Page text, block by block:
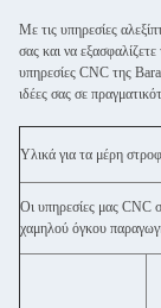
Με τις υπηρεσίες
σας και να
υπηρεσίες CNC της
ιδέες σας σε
Υλικά για τα μέρη
Οι υπηρεσίες μας CNC
χαμηλού όγκου